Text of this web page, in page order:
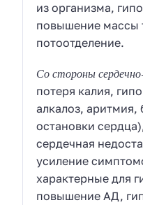
из организма,
повышение массы
потоотделение.
Со стороны
потеря калия,
алкалоз, аритмия,
остановки
сердечная
усиление
характерные для
повышение АД,